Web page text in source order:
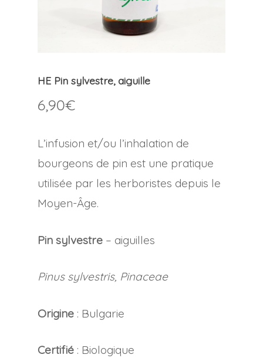
HE Pin sylvestre, aiguille
6,90€
L’infusion et/ou l’inhalation de
bourgeons de pin est une pratique
utilisée par les herboristes depuis le
Moyen-Âge.
Pin sylvestre – aiguilles
Pinus sylvestris, Pinaceae
Origine : Bulgarie
Certifié : Biologique